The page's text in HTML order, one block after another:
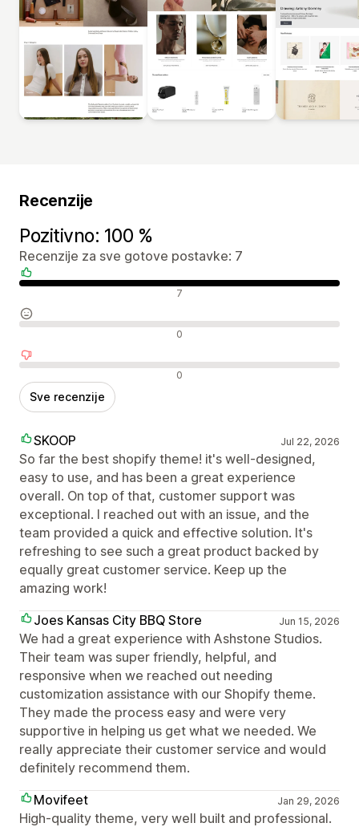
Recenzije
Pozitivno: 100 %
Recenzije za sve gotove postavke: 7
Pozitivne recenzije 7
Neutralne recenzije 0
Negativne recenzije 0
Sve recenzije
SKOOP Jul 22, 2026
So far the best shopify theme! it's well-designed,
easy to use, and has been a great experience
overall. On top of that, customer support was
exceptional. I reached out with an issue, and the
team provided a quick and effective solution. It's
refreshing to see such a great product backed by
equally great customer service. Keep up the
amazing work!
Joes Kansas City BBQ Store
Jun 15, 2026
We had a great experience with Ashstone Studios.
Their team was super friendly, helpful, and
responsive when we reached out needing
customization assistance with our Shopify theme.
They made the process easy and were very
supportive in helping us get what we needed. We
really appreciate their customer service and would
definitely recommend them.
Movifeet
Jan 29, 2026
High-quality theme, very well built and professional.